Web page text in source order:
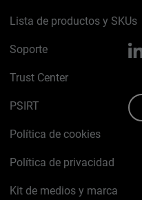
Lista de productos y SKUs
Soporte
Trust Center
PSIRT
Política de cookies
Política de privacidad
Kit de medios y marca